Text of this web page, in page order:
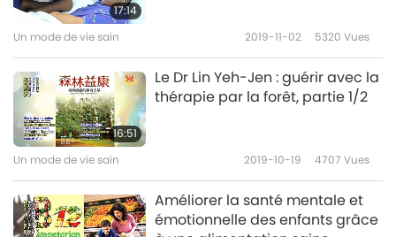
17:14
Un mode de vie sain 2019-11-02 5320 Vues
16:51
Le Dr Lin Yeh-Jen : guérir avec la
thérapie par la forêt, partie 1/2
Un mode de vie sain 2019-10-19 4707 Vues
Améliorer la santé mentale et
émotionnelle des enfants grâce